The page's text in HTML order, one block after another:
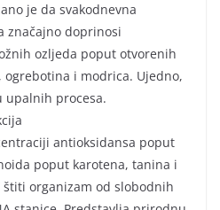
je da svakodnevna
značajno doprinosi
ozljeda poput otvorenih
i modrica. Ujedno,
upalnih procesa.
antioksidansa poput
poput karotena, tanina i
štiti organizam od slobodnih